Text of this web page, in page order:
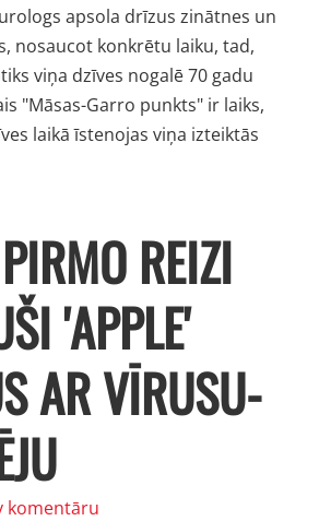
apsola drīzus zinātnes un
nosaucot konkrētu laiku, tad,
viņa dzīves nogalē 70 gadu
"Māsas-Garro punkts" ir laiks,
laikā īstenojas viņa izteiktās
REIZI
'APPLE'
AR VĪRUSU-
komentāru